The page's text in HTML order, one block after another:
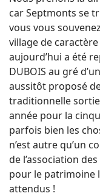
car Septmonts se
vous vous
village de
aujourd’hui a été
DUBOIS au gré
aussitôt proposé
traditionnelle sortie
année pour la
parfois bien les
n’est autre qu’un
de l’association
pour le patrimoine
attendus !